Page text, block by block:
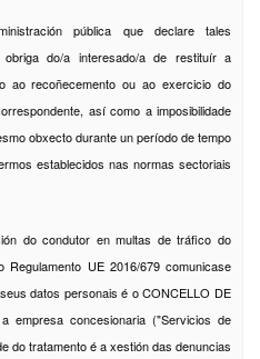
pública que declare tales
do/a interesado/a de restituír a
ao recoñecemento ou ao exercicio do
así como a imposibilidade
obxecto durante un período de tempo
establecidos nas normas sectoriais
do condutor en multas de tráfico do
UE 2016/679 comunicase
datos personais é o CONCELLO DE
empresa concesionaria ("Servicios de
do tratamento é a xestión das denuncias